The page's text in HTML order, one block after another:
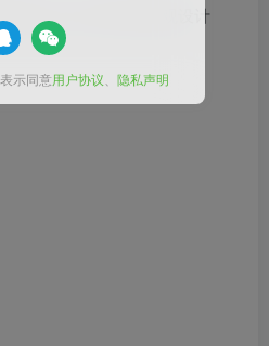
致太白山住宅项目景观设计
示同意用户协议 隐私声明